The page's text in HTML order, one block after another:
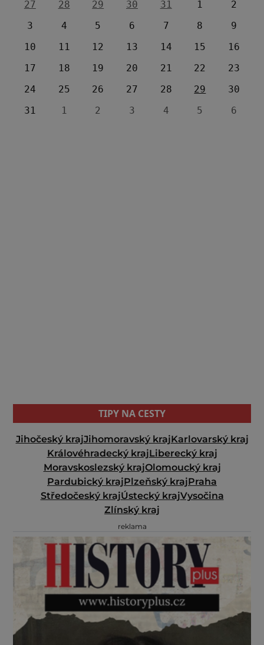
27
28 29 30 31 1
2
3
4 5 6 7 8
9
10
11 12 13 14 15
16
17
18 19 20 21 22
23
24
25 26 27 28 29
30
31
1 2 3 4 5 6
TIPY NA CESTY
Jihočeský krajJihomoravský krajKarlovarský kraj
Královéhradecký krajLiberecký kraj
Moravskoslezský krajOlomoucký kraj
Pardubický krajPlzeňský krajPraha
Středočeský krajÚstecký krajVysočina
Zlínský kraj
reklama